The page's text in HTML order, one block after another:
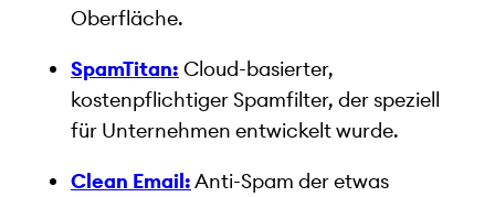
Oberfläche.
SpamTitan: Cloud-basierter,
kostenpflichtiger Spamfilter, der speziell
für Unternehmen entwickelt wurde.
Clean Email:Anti-Spam der etwas